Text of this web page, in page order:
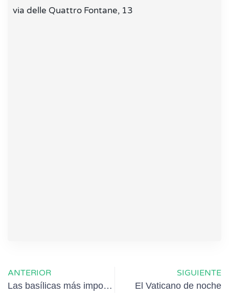
via delle Quattro Fontane, 13
ANTERIOR
Las basílicas más importantes de Roma
SIGUIENTE
El Vaticano de noche